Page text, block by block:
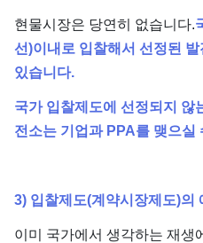
현물시장은 당연히 없습니다.
선)이내로 입찰해서 선정된
있습니다.
국가 입찰제도에 선정되지 않
전소는 기업과 PPA를 맺으실
3) 입찰제도(계약시장제도)의
이미 국가에서 생각하는 재생